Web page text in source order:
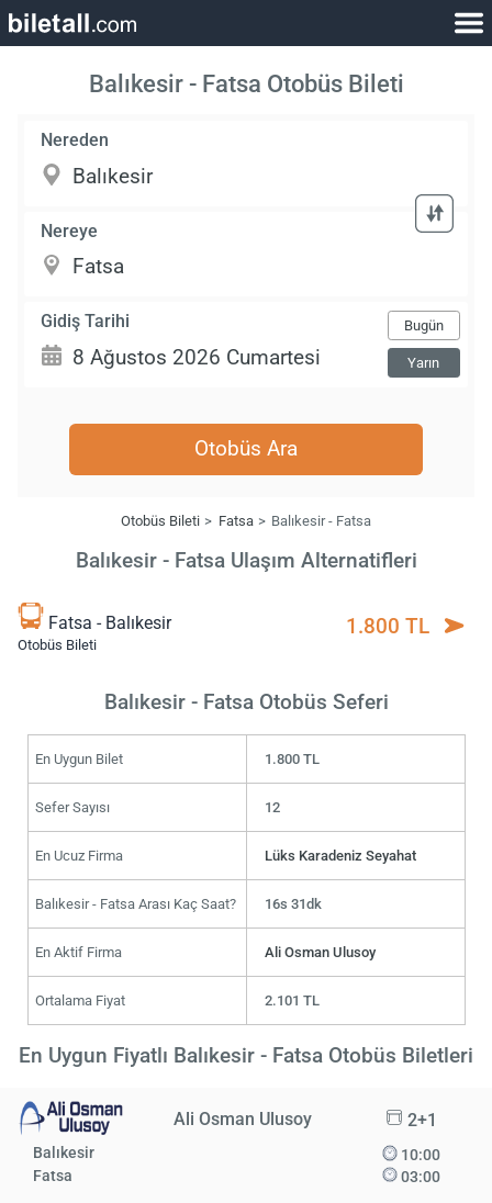
Balıkesir - Fatsa Otobüs Bileti
Nereden
Nereye
Gidiş Tarihi Bugün
Yarın
Otobüs Ara
Otobüs Bileti Fatsa Balıkesir - Fatsa
Balıkesir - Fatsa Ulaşım Alternatifleri
Fatsa - Balıkesir
Otobüs Bileti
1.800 TL
Balıkesir - Fatsa Otobüs Seferi
En Uygun Bilet 1.800 TL
Sefer Sayısı 12
En Ucuz Firma Lüks Karadeniz Seyahat
Balıkesir - Fatsa Arası Kaç Saat? 16s 31dk
En Aktif Firma Ali Osman Ulusoy
Ortalama Fiyat 2.101 TL
En Uygun Fiyatlı Balıkesir - Fatsa Otobüs Biletleri
Ali Osman Ulusoy 2+1
Balıkesir
Fatsa
10:00
03:00